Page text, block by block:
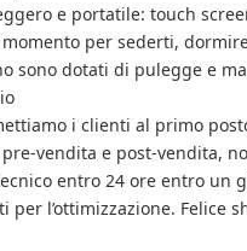
e portatile: touch
per sederti,
sono dotati di pulegge e
i clienti al primo
vendita e post-vendita,
entro 24 ore entro un
l’ottimizzazione. Felice